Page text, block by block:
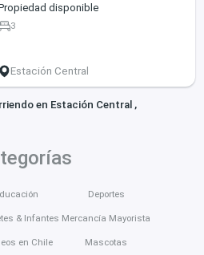
disponible
3
Estación Central
en Estación Central ,
& Infantes
en Chile
Deportes
Mercancía Mayorista
Mascotas